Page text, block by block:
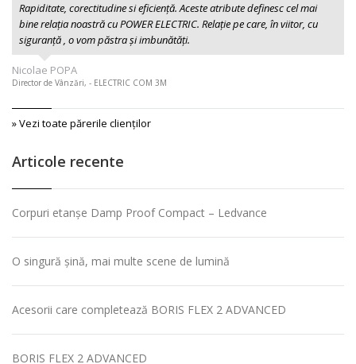
Rapiditate, corectitudine si eficiență. Aceste atribute definesc cel mai
bine relația noastră cu POWER ELECTRIC. Relație pe care, în viitor, cu
siguranță , o vom păstra și imbunătăți.
Nicolae POPA
Director de Vânzări, - ELECTRIC COM 3M
» Vezi toate părerile clienţilor
Articole recente
Corpuri etanșe Damp Proof Compact – Ledvance
O singură șină, mai multe scene de lumină
Acesorii care completează BORIS FLEX 2 ADVANCED
BORIS FLEX 2 ADVANCED